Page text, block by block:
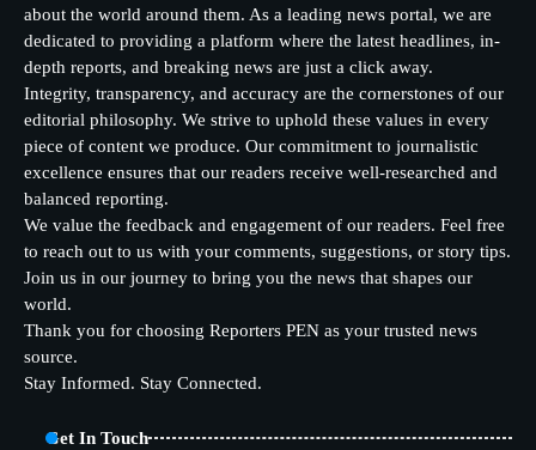
about the world around them. As a leading news portal, we are
dedicated to providing a platform where the latest headlines, in-
depth reports, and breaking news are just a click away.
Integrity, transparency, and accuracy are the cornerstones of our
editorial philosophy. We strive to uphold these values in every
piece of content we produce. Our commitment to journalistic
excellence ensures that our readers receive well-researched and
balanced reporting.
We value the feedback and engagement of our readers. Feel free
to reach out to us with your comments, suggestions, or story tips.
Join us in our journey to bring you the news that shapes our
world.
Thank you for choosing Reporters PEN as your trusted news
source.
Stay Informed. Stay Connected.
Get In Touch